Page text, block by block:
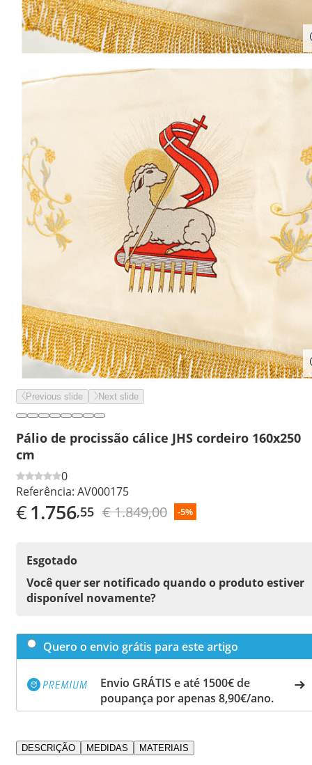
Previous slide Next slide
Pálio de procissão cálice JHS cordeiro 160x250
cm
0
Referência: AV000175
€1.756,55 € 1.849,00 -5%
Esgotado
Você quer ser notificado quando o produto estiver
disponível novamente?
Quero o envio grátis para este artigo
Envio GRÁTIS e até 1500€ de
poupança por apenas 8,90€/ano.
DESCRIÇÃO MEDIDAS MATERIAIS